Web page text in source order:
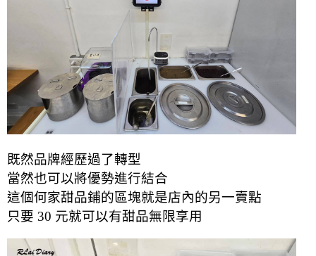
既然品牌經歷過了轉型
當然也可以將優勢進行結合
這個何家甜品鋪的區塊就是店內的另一賣點
只要 30 元就可以有甜品無限享用